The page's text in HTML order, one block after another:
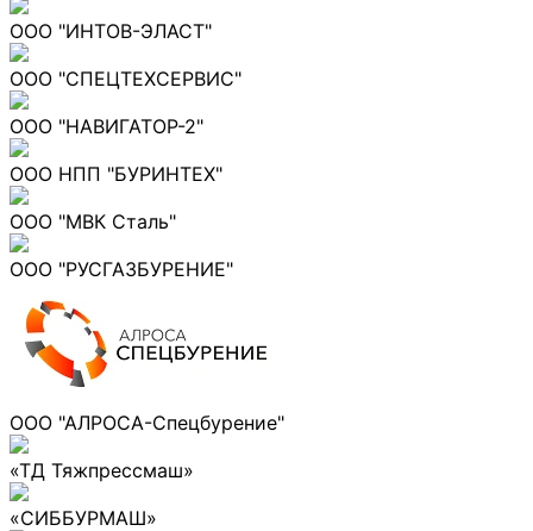
ООО "ИНТОВ-ЭЛАСТ"
ООО "СПЕЦТЕХСЕРВИС"
ООО "НАВИГАТОР-2"
ООО НПП "БУРИНТЕХ"
ООО "МВК Сталь"
ООО "РУСГАЗБУРЕНИЕ"
ООО "АЛРОСА-Спецбурение"
«ТД Тяжпрессмаш»
«СИББУРМАШ»